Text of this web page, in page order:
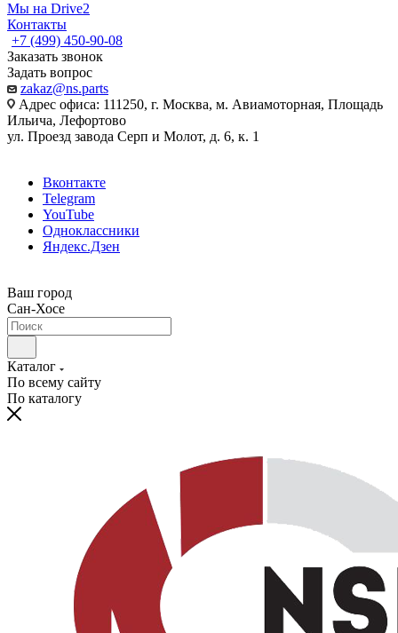
Мы на Drive2
Контакты
+7 (499) 450-90-08
Заказать звонок
Задать вопрос
zakaz@ns.parts
Адрес офиса: 111250, г. Москва, м. Авиамоторная, Площадь
Ильича, Лефортово
ул. Проезд завода Серп и Молот, д. 6, к. 1
Вконтакте
Telegram
YouTube
Одноклассники
Яндекс.Дзен
Ваш город
Сан-Хосе
Каталог
По всему сайту
По каталогу